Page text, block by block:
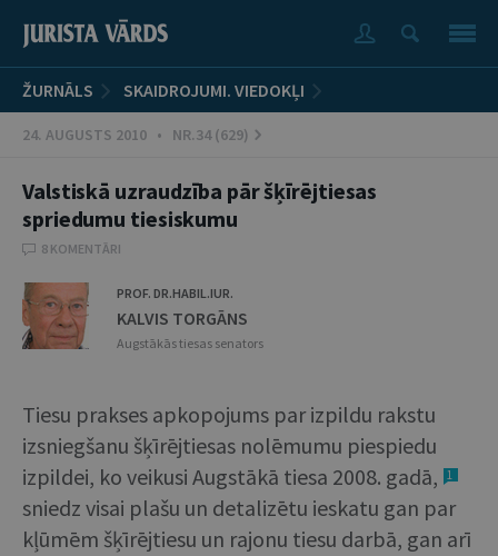
ŽURNĀLS SKAIDROJUMI. VIEDOKĻI
24. AUGUSTS 2010 • NR.34 (629)
Valstiskā uzraudzība pār šķīrējtiesas
spriedumu tiesiskumu
8 KOMENTĀRI
PROF. DR.HABIL.IUR.
KALVIS TORGĀNS
Augstākās tiesas senators
Tiesu prakses apkopojums par izpildu rakstu
izsniegšanu šķīrējtiesas nolēmumu piespiedu
izpildei, ko veikusi Augstākā tiesa 2008. gadā,
1
sniedz visai plašu un detalizētu ieskatu gan par
kļūmēm šķīrējtiesu un rajonu tiesu darbā, gan arī